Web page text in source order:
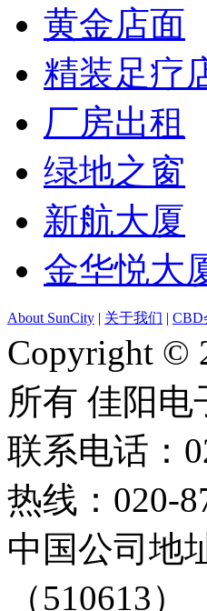
黄金店面
精装足疗
厂房出租
绿地之窗
新航大厦
金华悦大
About SunCity | 关于我们 | CBD
Copyright ©
所有 佳阳
联系电话：
热线：020-
中国公司地
（510613）